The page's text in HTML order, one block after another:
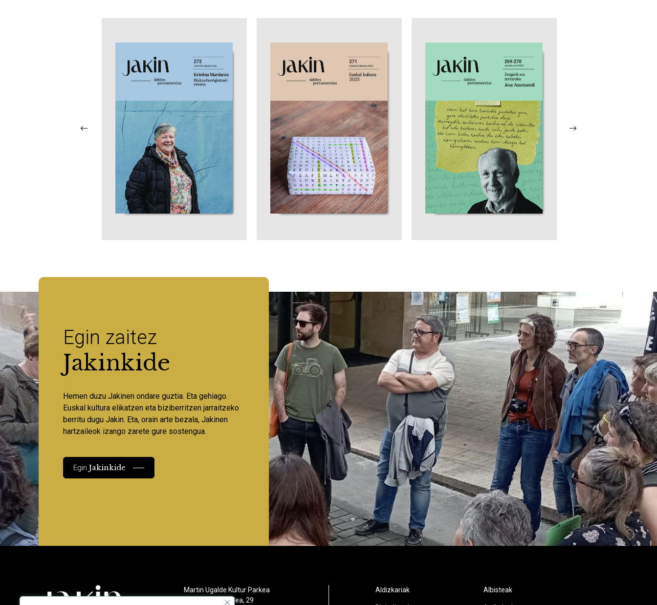
Egin zaitez
Jakinkide
Hemen duzu Jakinen ondare guztia. Eta gehiago.
Euskal kultura elikatzen eta biziberritzen jarraitzeko
berritu dugu Jakin. Eta, orain arte bezala, Jakinen
hartzaileok izango zarete gure sostengua.
EginJakinkide
Martin Ugalde Kultur Parkea
Gudarien etorbidea, 29
Aldizkariak Albisteak